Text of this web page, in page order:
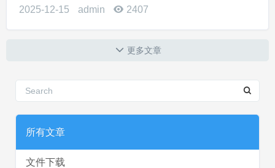
全会精神，按照《重庆加快建设教育强市 推进教育现代化规划
2025-12-15 admin 2407
更多文章
所有文章
文件下载